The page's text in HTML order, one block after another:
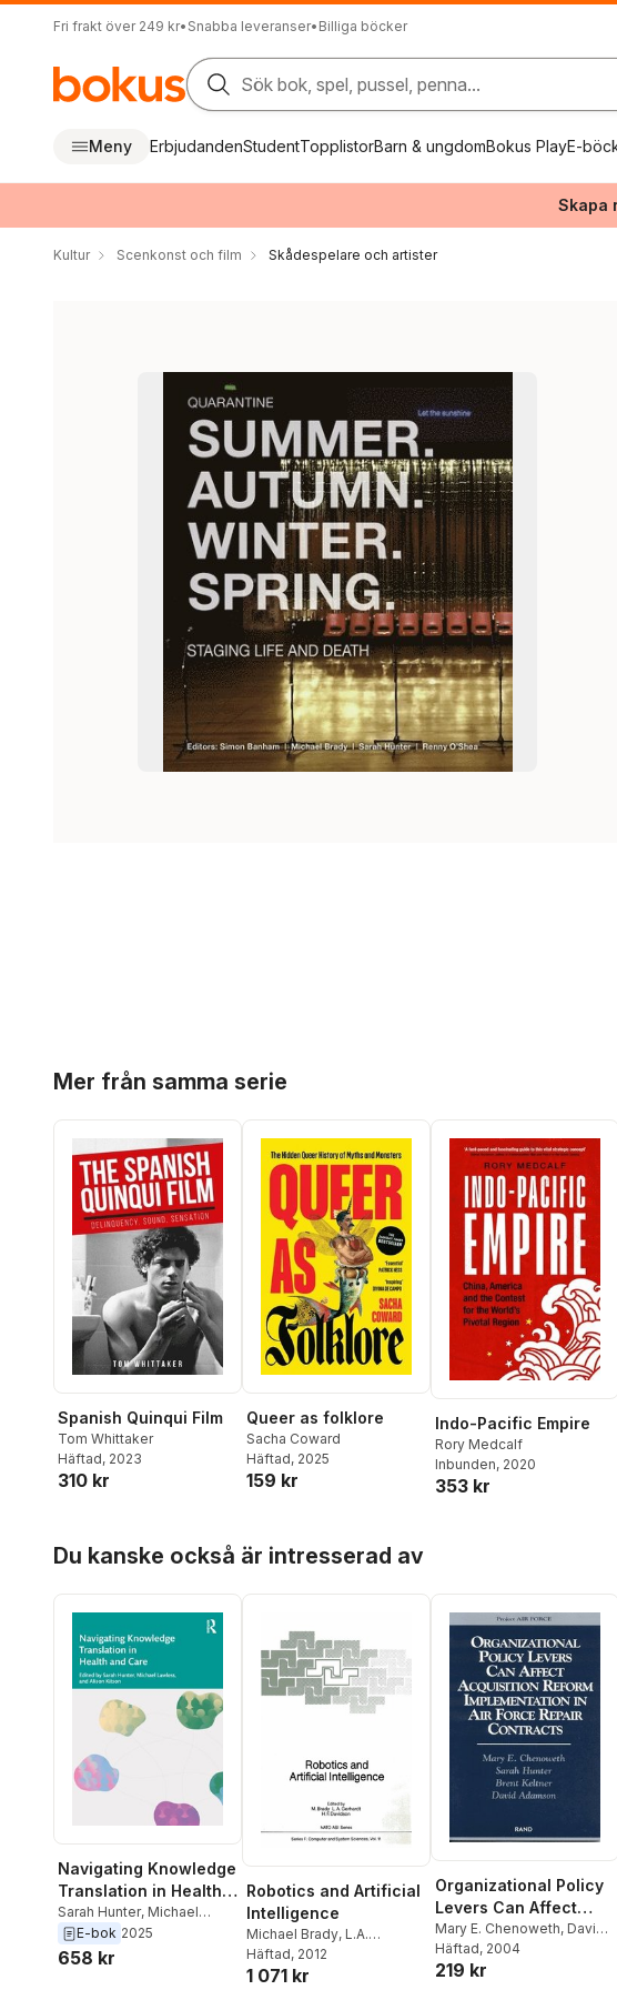
Fri frakt över 249 kr• Snabba leveranser• Billiga böcker
Sök bok, spel, pussel, penna...
Meny ErbjudandenStudentTopplistorBarn & ungdomBokus PlayE-
Skapa
Kultur Scenkonst och film Skådespelare och artister
Mer från samma serie
Spanish Quinqui Film
Tom Whittaker
Häftad, 2023
310 kr
Queer as folklore
Sacha Coward
Häftad, 2025
159 kr
Indo-Pacific Empire
Rory Medcalf
Inbunden, 2020
353 kr
Du kanske också är intresserad av
Navigating Knowledge
Translation in Health
and Care
Sarah Hunter, Michael
Lawless, Alison Kitson
E-bok 2025
658 kr
Robotics and Artificial
Intelligence
Michael Brady, L.A.
Gerhardt,H.F. Davidson
Häftad, 2012
1 071 kr
Organizational Policy
Levers Can Affect
Acquisition Reform
Implementation in Air
Force Repair
Mary E. Chenoweth, David
Adamson,Sarah Hunter
Brent Keltner
Häftad, 2004
219 kr